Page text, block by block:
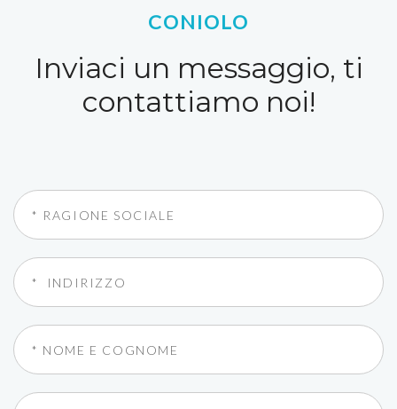
CONIOLO
Inviaci un messaggio, ti
contattiamo noi!